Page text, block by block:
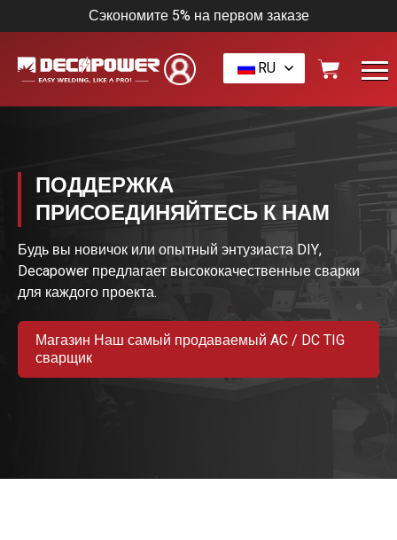
Сэкономите 5% на первом заказе
RU
ПОДДЕРЖКА
ПРИСОЕДИНЯЙТЕСЬ К НАМ
Будь вы новичок или опытный энтузиаста DIY,
Decapower предлагает высококачественные сварки
для каждого проекта.
Магазин Наш самый продаваемый AC / DC TIG
сварщик